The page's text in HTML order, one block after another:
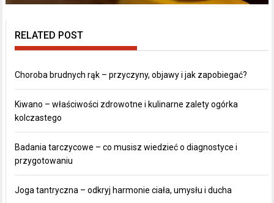
RELATED POST
Choroba brudnych rąk – przyczyny, objawy i jak zapobiegać?
Kiwano – właściwości zdrowotne i kulinarne zalety ogórka
kolczastego
Badania tarczycowe – co musisz wiedzieć o diagnostyce i
przygotowaniu
Joga tantryczna – odkryj harmonie ciała, umysłu i ducha